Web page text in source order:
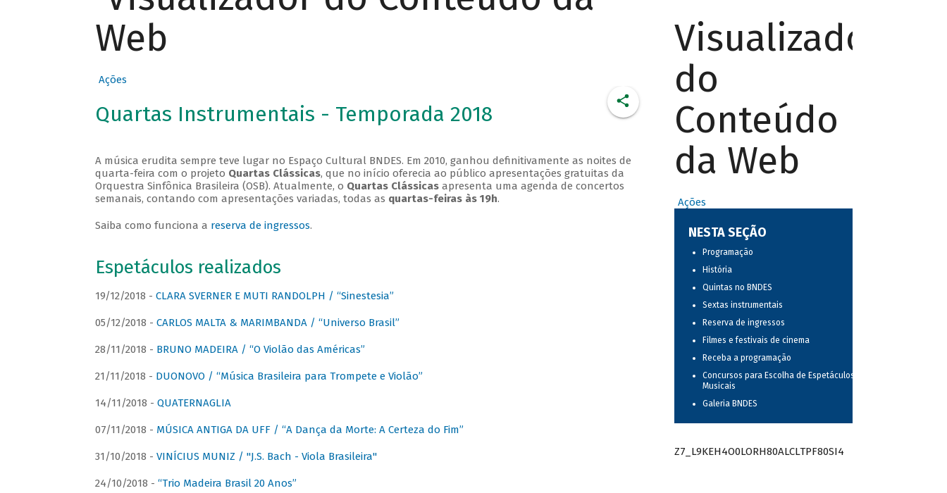
Web
Ações
Quartas Instrumentais - Temporada 2018
A música erudita sempre teve lugar no Espaço Cultural BNDES. Em 2010, ganhou definitivamente as noites de
quarta-feira com o projeto Quartas Clássicas, que no início oferecia ao público apresentações gratuitas da
Orquestra Sinfônica Brasileira (OSB). Atualmente, o Quartas Clássicasapresenta uma agenda de concertos
semanais, contando com apresentações variadas, todas as quartas-feiras às 19h.
Saiba como funciona a reserva de ingressos.
Espetáculos realizados
19/12/2018 - CLARA SVERNER E MUTI RANDOLPH / “Sinestesia”
05/12/2018 - CARLOS MALTA & MARIMBANDA / “Universo Brasil”
28/11/2018 - BRUNO MADEIRA / “O Violão das Américas”
21/11/2018 - DUONOVO / “Música Brasileira para Trompete e Violão”
14/11/2018 - QUATERNAGLIA
07/11/2018 - MÚSICA ANTIGA DA UFF / “A Dança da Morte: A Certeza do Fim”
31/10/2018 - VINÍCIUS MUNIZ / "J.S. Bach - Viola Brasileira"
24/10/2018 - “Trio Madeira Brasil 20 Anos”
Visualizador
do
Conteúdo
da Web
Ações
NESTA SEÇÃO
Programação
História
Quintas no BNDES
Sextas instrumentais
Reserva de ingressos
Filmes e festivais de cinema
Receba a programação
Concursos para Escolha de Espetáculos
Musicais
Galeria BNDES
Z7_L9KEH4O0LORH80ALCLTPF80SI4